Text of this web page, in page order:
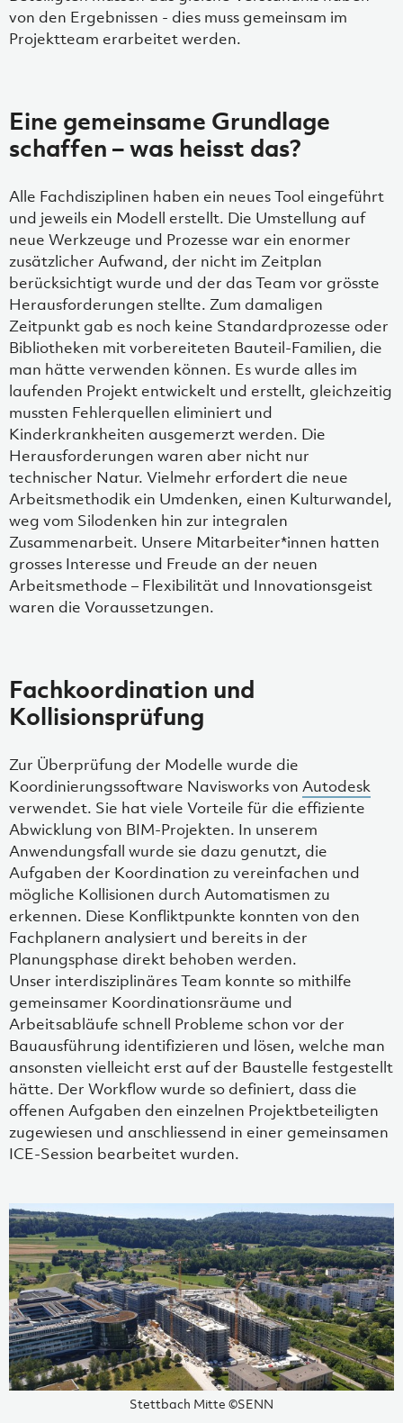
von den Ergebnissen - dies muss gemeinsam im
Projektteam erarbeitet werden.
Eine gemeinsame Grundlage
schaffen – was heisst das?
Alle Fachdisziplinen haben ein neues Tool eingeführt
und jeweils ein Modell erstellt. Die Umstellung auf
neue Werkzeuge und Prozesse war ein enormer
zusätzlicher Aufwand, der nicht im Zeitplan
berücksichtigt wurde und der das Team vor grösste
Herausforderungen stellte. Zum damaligen
Zeitpunkt gab es noch keine Standardprozesse oder
Bibliotheken mit vorbereiteten Bauteil-Familien, die
man hätte verwenden können. Es wurde alles im
laufenden Projekt entwickelt und erstellt, gleichzeitig
mussten Fehlerquellen eliminiert und
Kinderkrankheiten ausgemerzt werden. Die
Herausforderungen waren aber nicht nur
technischer Natur. Vielmehr erfordert die neue
Arbeitsmethodik ein Umdenken, einen Kulturwandel,
weg vom Silodenken hin zur integralen
Zusammenarbeit. Unsere Mitarbeiter*innen hatten
grosses Interesse und Freude an der neuen
Arbeitsmethode – Flexibilität und Innovationsgeist
waren die Voraussetzungen.
Fachkoordination und
Kollisionsprüfung
Zur Überprüfung der Modelle wurde die
Koordinierungssoftware Navisworks von Autodesk
verwendet. Sie hat viele Vorteile für die effiziente
Abwicklung von BIM-Projekten. In unserem
Anwendungsfall wurde sie dazu genutzt, die
Aufgaben der Koordination zu vereinfachen und
mögliche Kollisionen durch Automatismen zu
erkennen. Diese Konfliktpunkte konnten von den
Fachplanern analysiert und bereits in der
Planungsphase direkt behoben werden.
Unser interdisziplinäres Team konnte so mithilfe
gemeinsamer Koordinationsräume und
Arbeitsabläufe schnell Probleme schon vor der
Bauausführung identifizieren und lösen, welche man
ansonsten vielleicht erst auf der Baustelle festgestellt
hätte. Der Workflow wurde so definiert, dass die
offenen Aufgaben den einzelnen Projektbeteiligten
zugewiesen und anschliessend in einer gemeinsamen
ICE-Session bearbeitet wurden.
Stettbach Mitte ©SENN